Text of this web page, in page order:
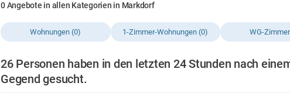
0 Angebote in allen Kategorien in Markdorf
Wohnungen (0) 1-Zimmer-Wohnungen (0) WG-
26 Personen haben in den letzten 24 Stunden nach
Gegend gesucht.